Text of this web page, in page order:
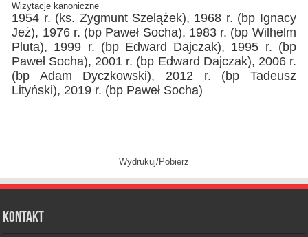
Wizytacje kanoniczne
1954 r. (ks. Zygmunt Szelążek), 1968 r. (bp Ignacy
Jeż), 1976 r. (bp Paweł Socha), 1983 r. (bp Wilhelm
Pluta), 1999 r. (bp Edward Dajczak), 1995 r. (bp
Paweł Socha), 2001 r. (bp Edward Dajczak), 2006 r.
(bp Adam Dyczkowski), 2012 r. (bp Tadeusz
Lityński), 2019 r. (bp Paweł Socha)
Wydrukuj/Pobierz
Kontakt